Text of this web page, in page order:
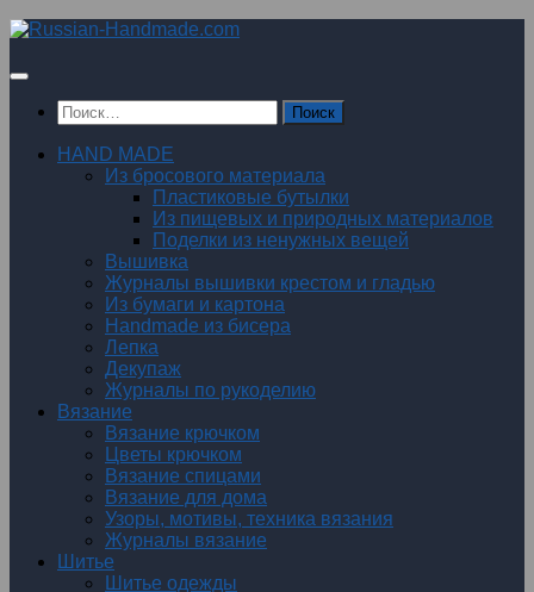
Перейти
содержимому
Найти:
HAND MADE
Из бросового материала
Пластиковые бутылки
Из пищевых и природных материалов
Поделки из ненужных вещей
Вышивка
Журналы вышивки крестом и гладью
Из бумаги и картона
Handmade из бисера
Лепка
Декупаж
Журналы по рукоделию
Вязание
Вязание крючком
Цветы крючком
Вязание спицами
Вязание для дома
Узоры, мотивы, техника вязания
Журналы вязание
Шитье
Шитье одежды